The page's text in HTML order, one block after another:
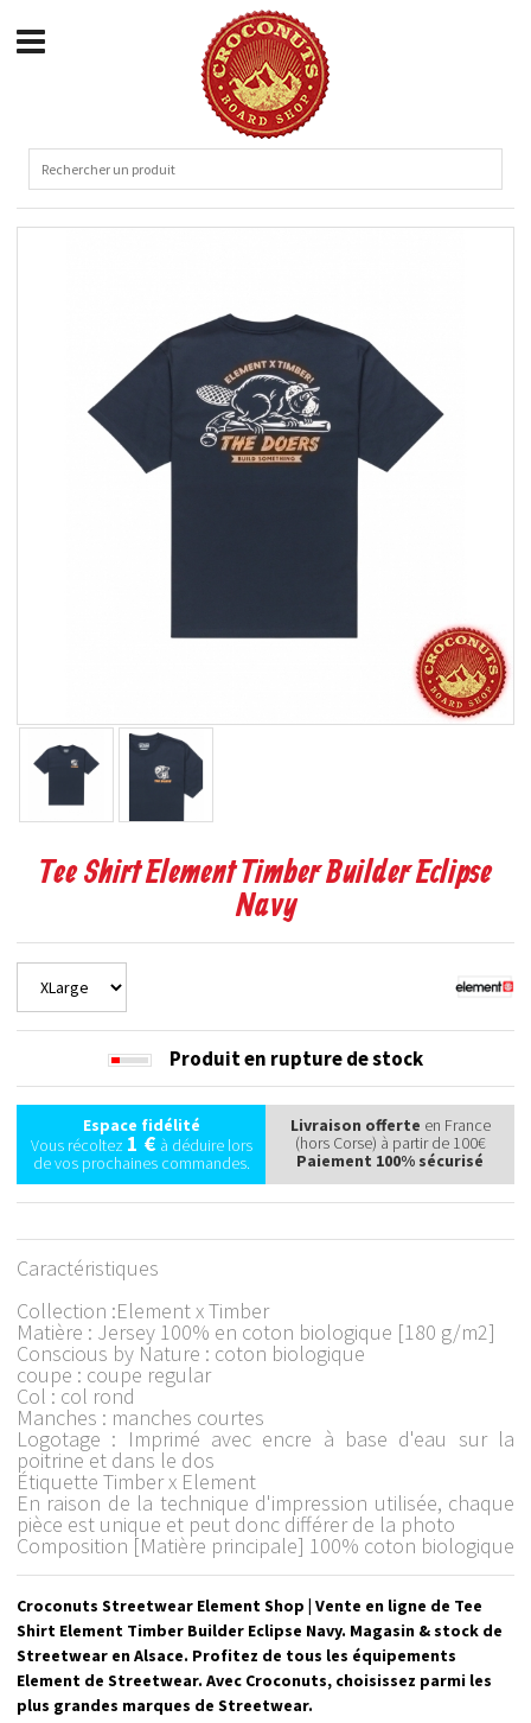
Tee Shirt Element Timber Builder Eclipse
Navy
Produit en rupture de stock
Espace fidélité
Vous récoltez 1 €à déduire lors
de vos prochaines commandes.
Livraison offerte en France
(hors Corse) à partir de 100€
Paiement 100% sécurisé
Caractéristiques
Collection :Element x Timber
Matière : Jersey 100% en coton biologique [180 g/m2]
Conscious by Nature : coton biologique
coupe : coupe regular
Col : col rond
Manches : manches courtes
Logotage : Imprimé avec encre à base d'eau sur la
poitrine et dans le dos
Étiquette Timber x Element
En raison de la technique d'impression utilisée, chaque
pièce est unique et peut donc différer de la photo
Composition [Matière principale] 100% coton biologique
Croconuts Streetwear Element Shop | Vente en ligne de Tee
Shirt Element Timber Builder Eclipse Navy. Magasin & stock de
Streetwear en Alsace. Profitez de tous les équipements
Element de Streetwear. Avec Croconuts, choisissez parmi les
plus grandes marques de Streetwear.